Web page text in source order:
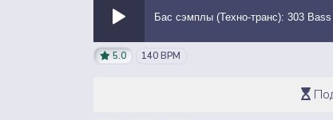
Бас сэмплы (Техно-транс): 303 Bass
5.0 140 BPM